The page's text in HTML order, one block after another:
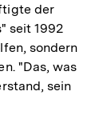
der
seit 1992
sondern
"Das, was
sein